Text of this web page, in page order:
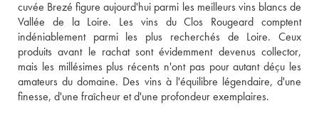
cuvée Brezé figure aujourd'hui parmi les meilleurs vins blancs de
Vallée de la Loire. Les vins du Clos Rougeard comptent
indéniablement parmi les plus recherchés de Loire. Ceux
produits avant le rachat sont évidemment devenus collector,
mais les millésimes plus récents n'ont pas pour autant déçu les
amateurs du domaine. Des vins à l'équilibre légendaire, d'une
finesse, d'une fraîcheur et d'une profondeur exemplaires.